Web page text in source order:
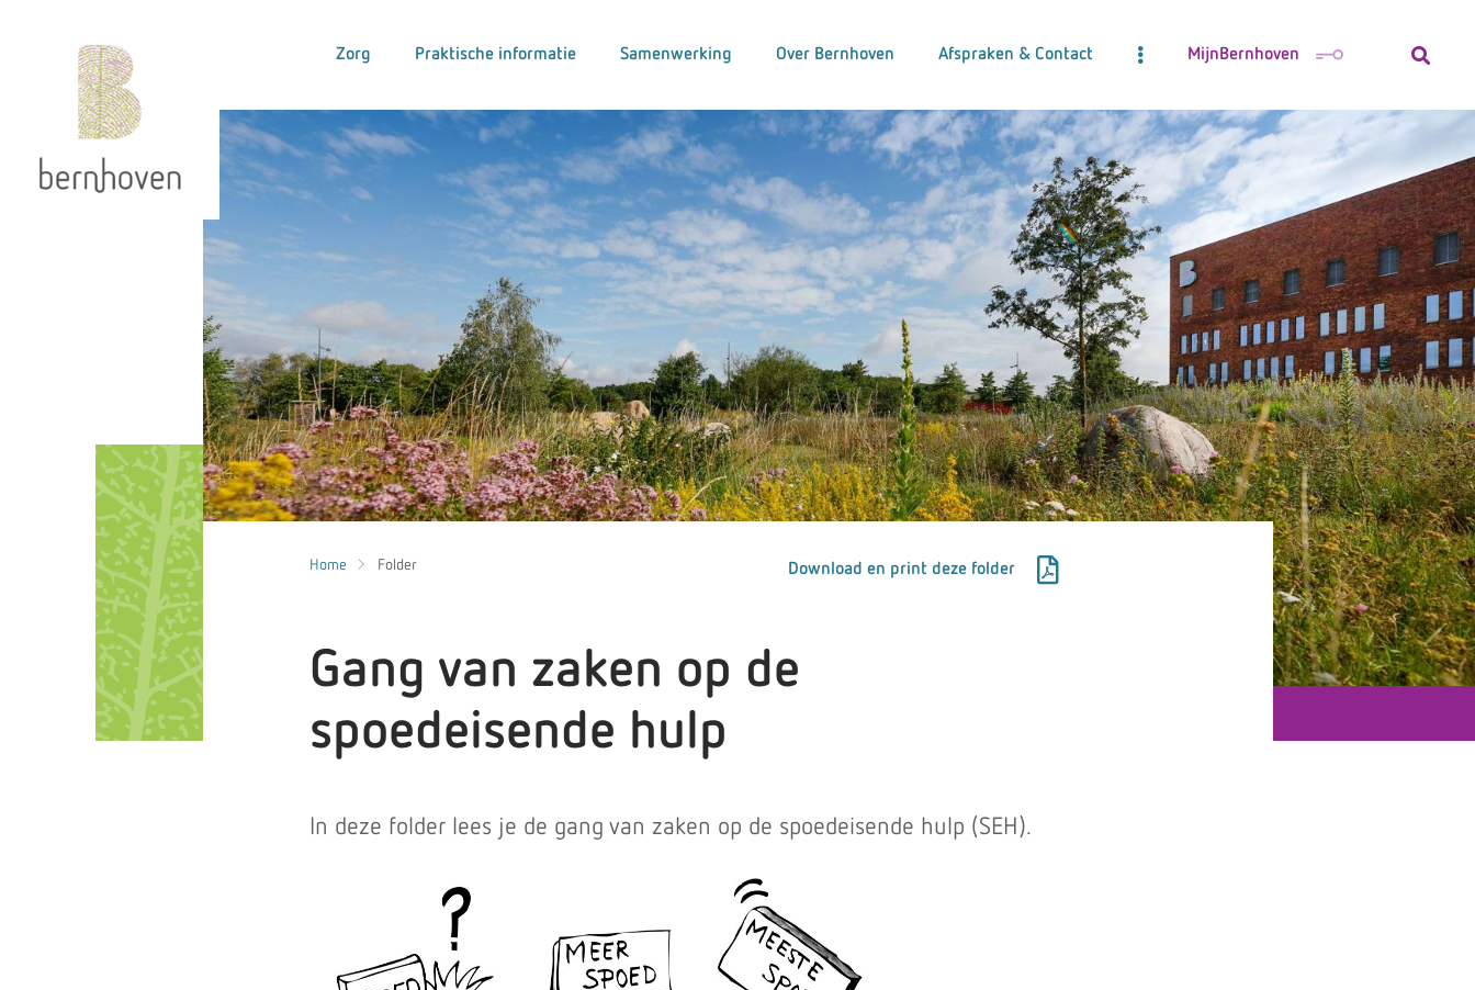
Zorg Praktische informatie Samenwerking Over Bernhoven Afspraken & Contact MijnBernhoven
Home Folder Download en print deze folder
Gang van zaken op de
spoedeisende hulp
In deze folder lees je de gang van zaken op de spoedeisende hulp (SEH).